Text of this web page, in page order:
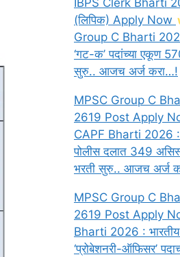
IBPS Clerk Bharti
(लिपिक) Apply Now
Group C Bharti
‘गट-क’ पदांच्या एकूण
सुरु.. आजच अर्ज करा…!
MPSC Group C
2619 Post Apply
CAPF Bharti 2026 :
पोलीस दलात 349
भरती सुरु.. आजच अर्ज
MPSC Group C
2619 Post Apply
Bharti 2026 :
‘प्रोबेशनरी-ऑफिसर’